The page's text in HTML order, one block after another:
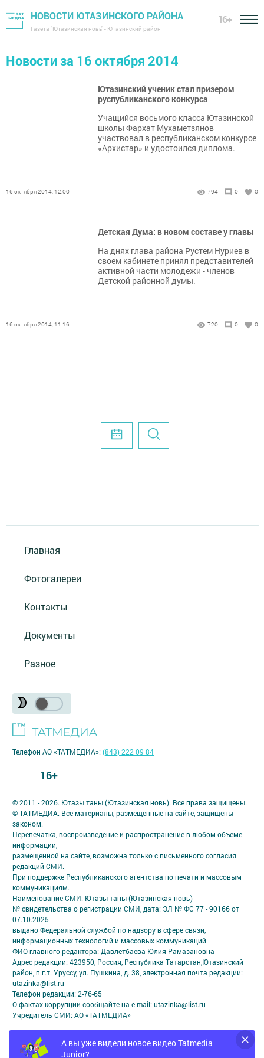
НОВОСТИ ЮТАЗИНСКОГО РАЙОНА
Газета "Ютазинская новь" - Ютазинский район
16+
Новости за 16 октября 2014
Ютазинский ученик стал призером
руспубликанского конкурса
Учащийся восьмого класса Ютазинской
школы Фархат Мухаметзянов
участвовал в республиканском конкурсе
«Архистар» и удостоился диплома.
16 октября 2014, 12:00 794 0 0
Детская Дума: в новом составе у главы
На днях глава района Рустем Нуриев в
своем кабинете принял представителей
активной части молодежи - членов
Детской районной думы.
16 октября 2014, 11:16 720 0 0
Главная
Фотогалереи
Контакты
Документы
Разное
А вы уже видели новое видео Tatmedia
Junior?
© 2011 - 2026. Ютазы таны (Ютазинская новь). Все права защищены.
© ТАТМЕДИА. Все материалы, размещенные на сайте, защищены
законом.
Перепечатка, воспроизведение и распространение в любом объеме
информации,
размещенной на сайте, возможна только с письменного согласия
редакций СМИ.
При поддержке Республиканского агентства по печати и массовым
коммуникациям.
Наименование СМИ: Ютазы таны (Ютазинская новь)
№ свидетельства о регистрации СМИ, дата: ЭЛ № ФС 77 - 90166 от
07.10.2025
выдано Федеральной службой по надзору в сфере связи,
информационных технологий и массовых коммуникаций
ФИО главного редактора: Давлетбаева Юлия Рамазановна
Адрес редакции: 423950, Россия, Республика Татарстан,Ютазинский
район, п.г.т. Уруссу, ул. Пушкина, д. 38, электронная почта редакции:
utazinka@list.ru
Телефон редакции: 2-76-65
О фактах коррупции сообщайте на e-mail: utazinka@list.ru
Учредитель СМИ: АО «ТАТМЕДИА»
Антикоррупционная политика
АО «ТАТМЕДИА» использует «cookie»для персонализации сервисов и
Телефон АО «ТАТМЕДИА»:(843) 222 09 84
16+